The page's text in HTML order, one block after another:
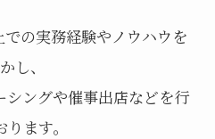
の実務経験やノウハウを
し、
シングや催事出店などを行
ります。